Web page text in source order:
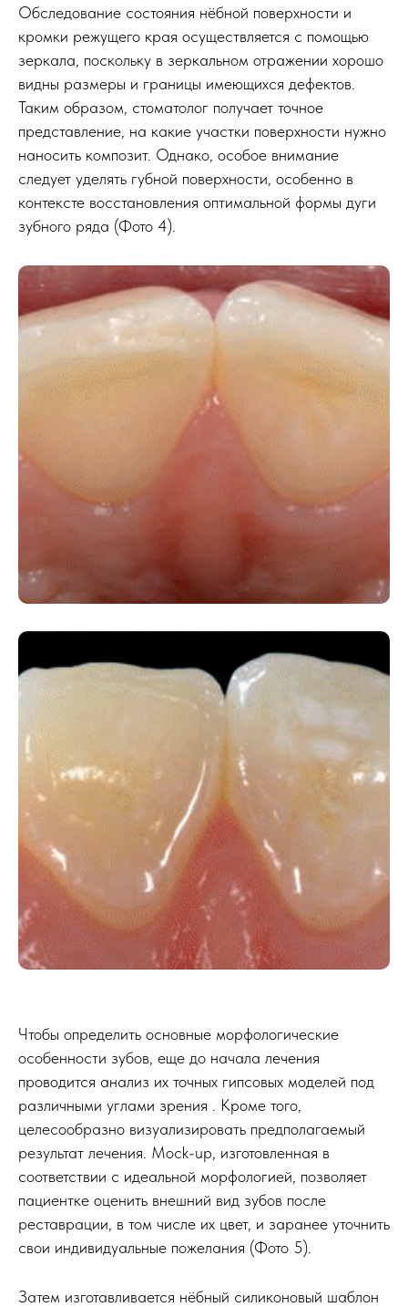
Обследование состояния нёбной поверхности и
кромки режущего края осуществляется с помощью
зеркала, поскольку в зеркальном отражении хорошо
видны размеры и границы имеющихся дефектов.
Таким образом, стоматолог получает точное
представление, на какие участки поверхности нужно
наносить композит. Однако, особое внимание
следует уделять губной поверхности, особенно в
контексте восстановления оптимальной формы дуги
зубного ряда (Фото 4).
Чтобы определить основные морфологические
особенности зубов, еще до начала лечения
проводится анализ их точных гипсовых моделей под
различными углами зрения . Кроме того,
целесообразно визуализировать предполагаемый
результат лечения. Mock-up, изготовленная в
соответствии с идеальной морфологией, позволяет
пациентке оценить внешний вид зубов после
реставрации, в том числе их цвет, и заранее уточнить
свои индивидуальные пожелания (Фото 5).
Затем изготавливается нёбный силиконовый шаблон